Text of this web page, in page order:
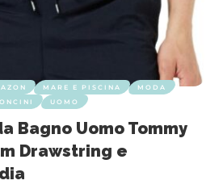
MARE E PISCINA
MODA
UOMO
Bagno Uomo Tommy
Drawstring e